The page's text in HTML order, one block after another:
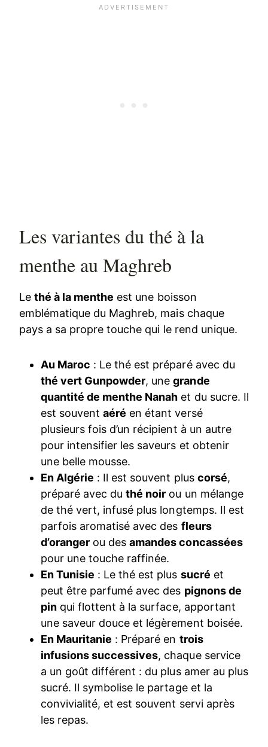
Les variantes du thé à la
menthe au Maghreb
Lethé à la menthe est une boisson
emblématique du Maghreb, mais chaque
pays a sa propre touche qui le rend unique.
Au Maroc : Le thé est préparé avec du
thé vert Gunpowder, unegrande
quantité de menthe Nanah et du sucre. Il
est souventaéré en étant versé
plusieurs fois d’un récipient à un autre
pour intensifier les saveurs et obtenir
une belle mousse.
En Algérie : Il est souvent plus corsé,
préparé avec duthé noir ou un mélange
de thé vert, infusé plus longtemps. Il est
parfois aromatisé avec des fleurs
d’oranger ou desamandes concassées
pour une touche raffinée.
En Tunisie : Le thé est plus sucré et
peut être parfumé avec des pignons de
pin qui flottent à la surface, apportant
une saveur douce et légèrement boisée.
En Mauritanie : Préparé en trois
infusions successives, chaque service
a un goût différent : du plus amer au plus
sucré. Il symbolise le partage et la
convivialité, et est souvent servi après
les repas.